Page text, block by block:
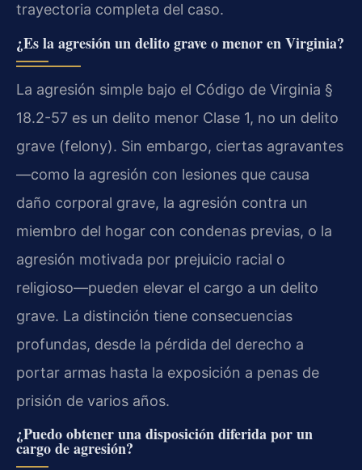
trayectoria completa del caso.
¿Es la agresión un delito grave o menor en Virginia?
La agresión simple bajo el Código de Virginia §
18.2-57 es un delito menor Clase 1, no un delito
grave (felony). Sin embargo, ciertas agravantes
—como la agresión con lesiones que causa
daño corporal grave, la agresión contra un
miembro del hogar con condenas previas, o la
agresión motivada por prejuicio racial o
religioso—pueden elevar el cargo a un delito
grave. La distinción tiene consecuencias
profundas, desde la pérdida del derecho a
portar armas hasta la exposición a penas de
prisión de varios años.
¿Puedo obtener una disposición diferida por un
cargo de agresión?